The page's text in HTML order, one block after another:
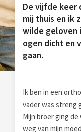
De vijfde keer
mij thuis en ik
wilde geloven
ogen dicht en
gaan.
Ik ben in een
vader was streng
Mijn broer ging de
weg van mijn